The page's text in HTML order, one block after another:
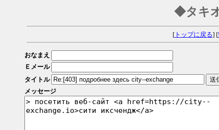
◆タキ
[トップに戻る] [
おなまえ
Ｅメール
タイトル
メッセージ